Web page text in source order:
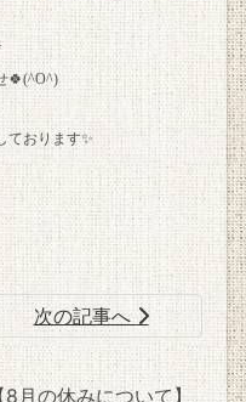
🍀(^O^)
ております✨
次の記事へ
月の休みについて】